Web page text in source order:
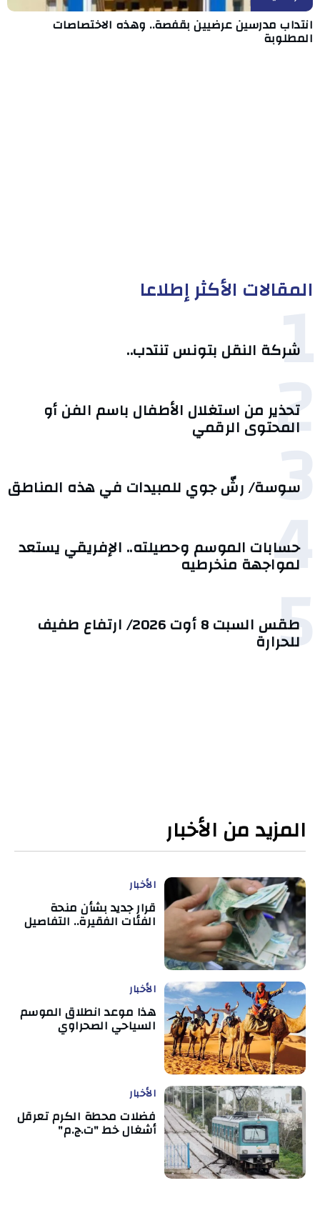
انتداب مدرسين عرضيين بقفصة.. وهذه الاختصاصات
المطلوبة
المقالات الأكثر إطلاعا
1
شركة النقل بتونس تنتدب..
2
تحذير من استغلال الأطفال باسم الفن أو
المحتوى الرقمي
3
سوسة/ رشّ جوي للمبيدات في هذه المناطق
4
حسابات الموسم وحصيلته.. الإفريقي يستعد
لمواجهة منخرطيه
5 طقس السبت 8 أوت 2026/ ارتفاع طفيف
للحرارة
المزيد من الأخبار
الأخبار
قرار جديد بشأن منحة
الفئات الفقيرة.. التفاصيل
الأخبار
هذا موعد انطلاق الموسم
السياحي الصحراوي
الأخبار
فضلات محطة الكرم تعرقل
أشغال خط "ت.ج.م"